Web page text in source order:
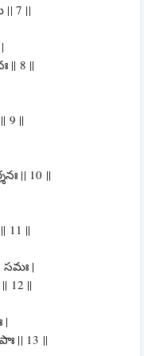
|| 7 ||
8 ||
9 ||
|| 10 ||
||
|
12 ||
|
|| 13 ||